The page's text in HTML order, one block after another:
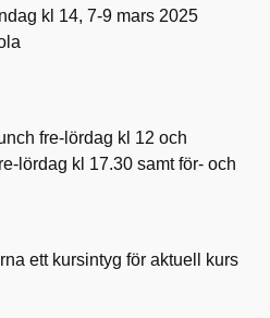
kl 14, 7-9 mars 2025
fre-lördag kl 12 och
lördag kl 17.30 samt för- och
ett kursintyg för aktuell kurs